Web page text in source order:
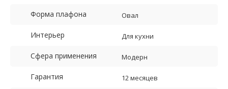
Форма плафона Овал
Интерьер Для кухни
Сфера применения Модерн
Гарантия 12 месяцев